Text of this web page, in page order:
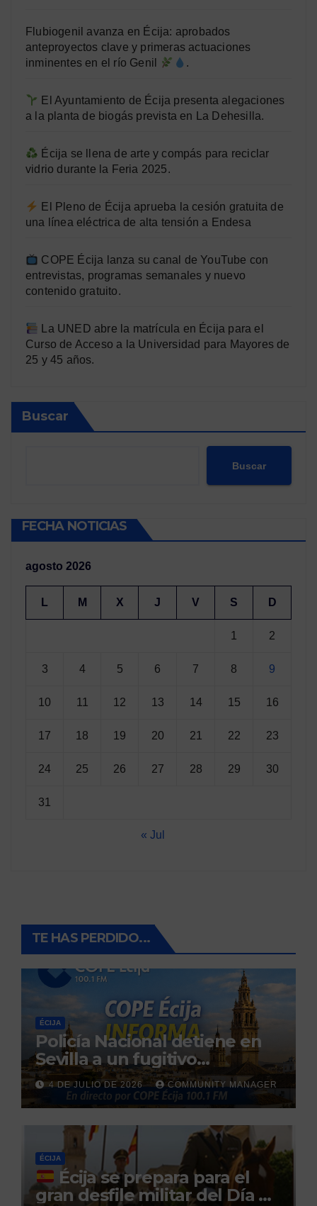
Flubiogenil avanza en Écija: aprobados
anteproyectos clave y primeras actuaciones
inminentes en el río Genil
.
El Ayuntamiento de Écija presenta alegaciones
a la planta de biogás prevista en La Dehesilla.
Écija se llena de arte y compás para reciclar
vidrio durante la Feria 2025.
El Pleno de Écija aprueba la cesión gratuita de
una línea eléctrica de alta tensión a Endesa
COPE Écija lanza su canal de YouTube con
entrevistas, programas semanales y nuevo
contenido gratuito.
La UNED abre la matrícula en Écija para el
Curso de Acceso a la Universidad para Mayores de
25 y 45 años.
Buscar
Buscar
FECHA NOTICIAS
agosto 2026
L M X J V S D
1 2
3 4 5 6 7 8 9
10 11 12 13 14 15 16
17 18 19 20 21 22 23
24 25 26 27 28 29 30
31
« Jul
TE HAS PERDIDO...
ÉCIJA
Policía Nacional detiene en
Sevilla a un fugitivo
reclamado por narcotráfico
tras no regresar a prisión
durante un permiso
penitenciario
4 DE JULIO DE 2026 COMMUNITY MANAGER
ÉCIJA
Écija se prepara para el
gran desfile militar del Día de